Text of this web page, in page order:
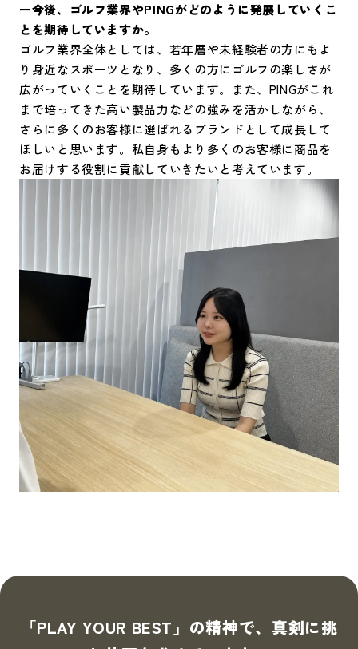
ー今後、ゴルフ業界やPINGがどのように発展していくこ
とを期待していますか。
ゴルフ業界全体としては、若年層や未経験者の方にもよ
り身近なスポーツとなり、多くの方にゴルフの楽しさが
広がっていくことを期待しています。また、PINGがこれ
まで培ってきた高い製品力などの強みを活かしながら、
さらに多くのお客様に選ばれるブランドとして成長して
ほしいと思います。私自身もより多くのお客様に商品を
お届けする役割に貢献していきたいと考えています。
「PLAY YOUR BEST」の精神で、真剣に挑